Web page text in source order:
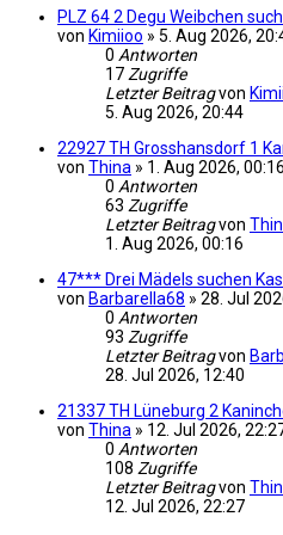
PLZ 64 2 Degu Weibchen
von Kimiioo » 5. Aug 2026,
0 Antworten
17 Zugriffe
Letzter Beitragvon
5. Aug 2026, 20:44
22927 TH Grosshansdorf 1
von Thina » 1. Aug 2026,
0 Antworten
63 Zugriffe
Letzter Beitragvon
1. Aug 2026, 00:16
47*** Drei Mädels suchen
von Barbarella68 » 28. Jul
0 Antworten
93 Zugriffe
Letzter Beitragvon
28. Jul 2026, 12:40
21337 TH Lüneburg 2
von Thina » 12. Jul 2026,
0 Antworten
108 Zugriffe
Letzter Beitragvon
12. Jul 2026, 22:27